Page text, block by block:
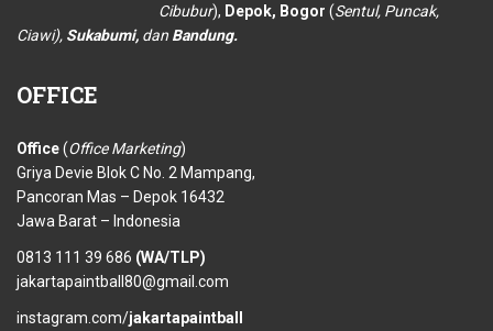
Cibubur), Depok, Bogor (Sentul, Puncak,
Ciawi), Sukabumi, dan Bandung.
OFFICE
Office(Office Marketing)
Griya Devie Blok C No. 2 Mampang,
Pancoran Mas – Depok 16432
Jawa Barat – Indonesia
0813 111 39 686 (WA/TLP)
jakartapaintball80@gmail.com
instagram.com/jakartapaintball